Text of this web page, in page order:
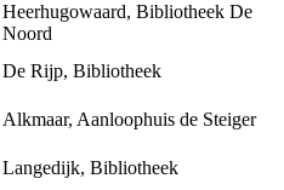
Heerhugowaard, Bibliotheek De
Noord
De Rijp, Bibliotheek
Alkmaar, Aanloophuis de Steiger
Langedijk, Bibliotheek